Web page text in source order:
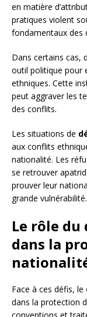
en matière
pratiques violent
fondamentaux des
Dans certains cas,
outil politique pour
ethniques. Cette
peut aggraver les
des conflits.
Les situations de
aux conflits
nationalité. Les
se retrouver
prouver leur
grande vulnérabilité.
Le rôle
dans la
Face à ces défis, le
dans la protection